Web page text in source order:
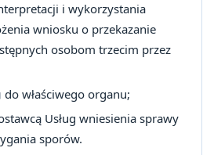
i wykorzystania
wniosku o przekazanie
osobom trzecim przez
do właściwego organu;
Usług wniesienia sprawy
sporów.